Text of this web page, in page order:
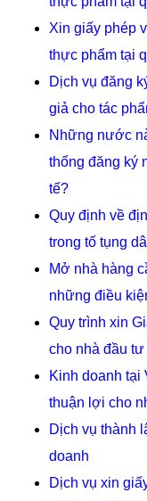
Xin giấy phép
thực phẩm tại
Dịch vụ đăng
giả cho tác
Những nước
thống đăng ký
tế?
Quy định về
trong tố tụng
Mở nhà hàng
những điều
Quy trình xin
cho nhà đầu
Kinh doanh tại
thuận lợi cho
Dịch vụ thành
doanh
Dịch vụ xin